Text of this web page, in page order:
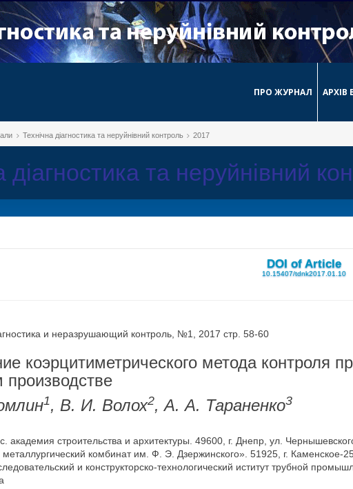
ПРО ЖУРНАЛ АРХІВ
Технічна діагностика та неруйнівний контроль 2017
діагностика та неруйнівний
DOI of Article
10.15407/tdnk2017.01.10
и неразрушающий контроль, №1, 2017 стр. 58-60
коэрцитиметрического метода контроля
1, В. И. Волох2, А. А. Тараненко3
академия строительства и архитектуры. 49600, г. Днепр, ул.
комбинат им. Ф. Э. Дзержинского». 51925, г. Каменское-
и конструкторско-технологический иститут трубной